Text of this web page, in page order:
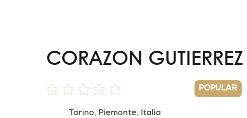
CORAZON
Non ci sono ancora valutazioni
POPULAR
Torino, Piemonte, Italia